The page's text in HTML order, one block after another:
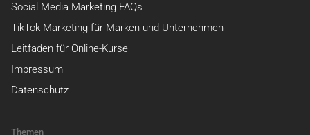
Social Media Marketing FAQs
TikTok Marketing für Marken und Unternehmen
Leitfaden für Online-Kurse
Impressum
Datenschutz
Themen